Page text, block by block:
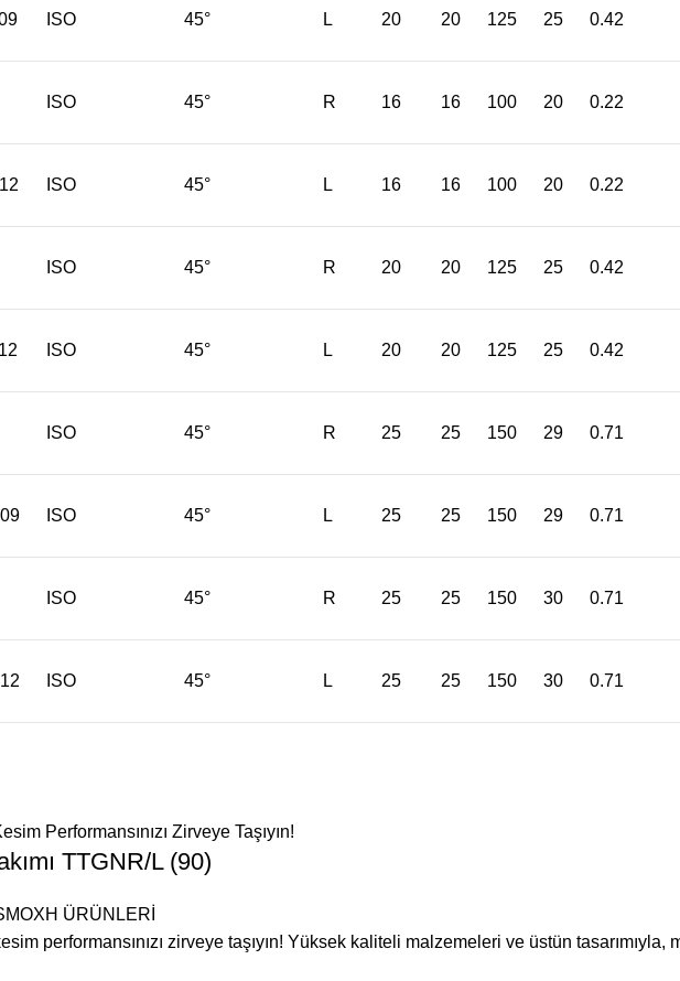
ISO 45° L 20 20 125 25 0.42
ISO 45° R 16 16 100 20 0.22
ISO 45° L 16 16 100 20 0.22
ISO 45° R 20 20 125 25 0.42
ISO 45° L 20 20 125 25 0.42
ISO 45° R 25 25 150 29 0.71
ISO 45° L 25 25 150 29 0.71
ISO 45° R 25 25 150 30 0.71
ISO 45° L 25 25 150 30 0.71
TTGNR/L (90)
ÜRÜNLERİ
performansınızı zirveye taşıyın! Yüksek kaliteli malzemeleri ve üstün